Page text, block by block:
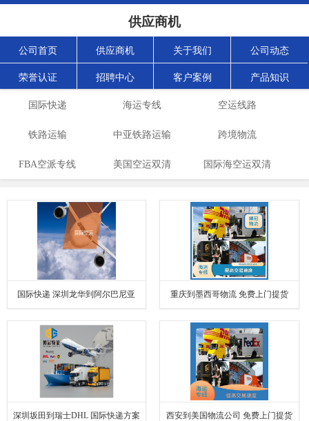
供应商机
公司首页 供应商机 关于我们 公司动态
荣誉认证 招聘中心 客户案例 产品知识
国际快递 海运专线 空运线路
铁路运输 中亚铁路运输 跨境物流
FBA空派专线 美国空运双清 国际海空运双清
国际快递 深圳龙华到阿尔巴尼亚 重庆到墨西哥物流 免费上门提货
深圳坂田到瑞士DHL 国际快递方案 西安到美国物流公司 免费上门提货